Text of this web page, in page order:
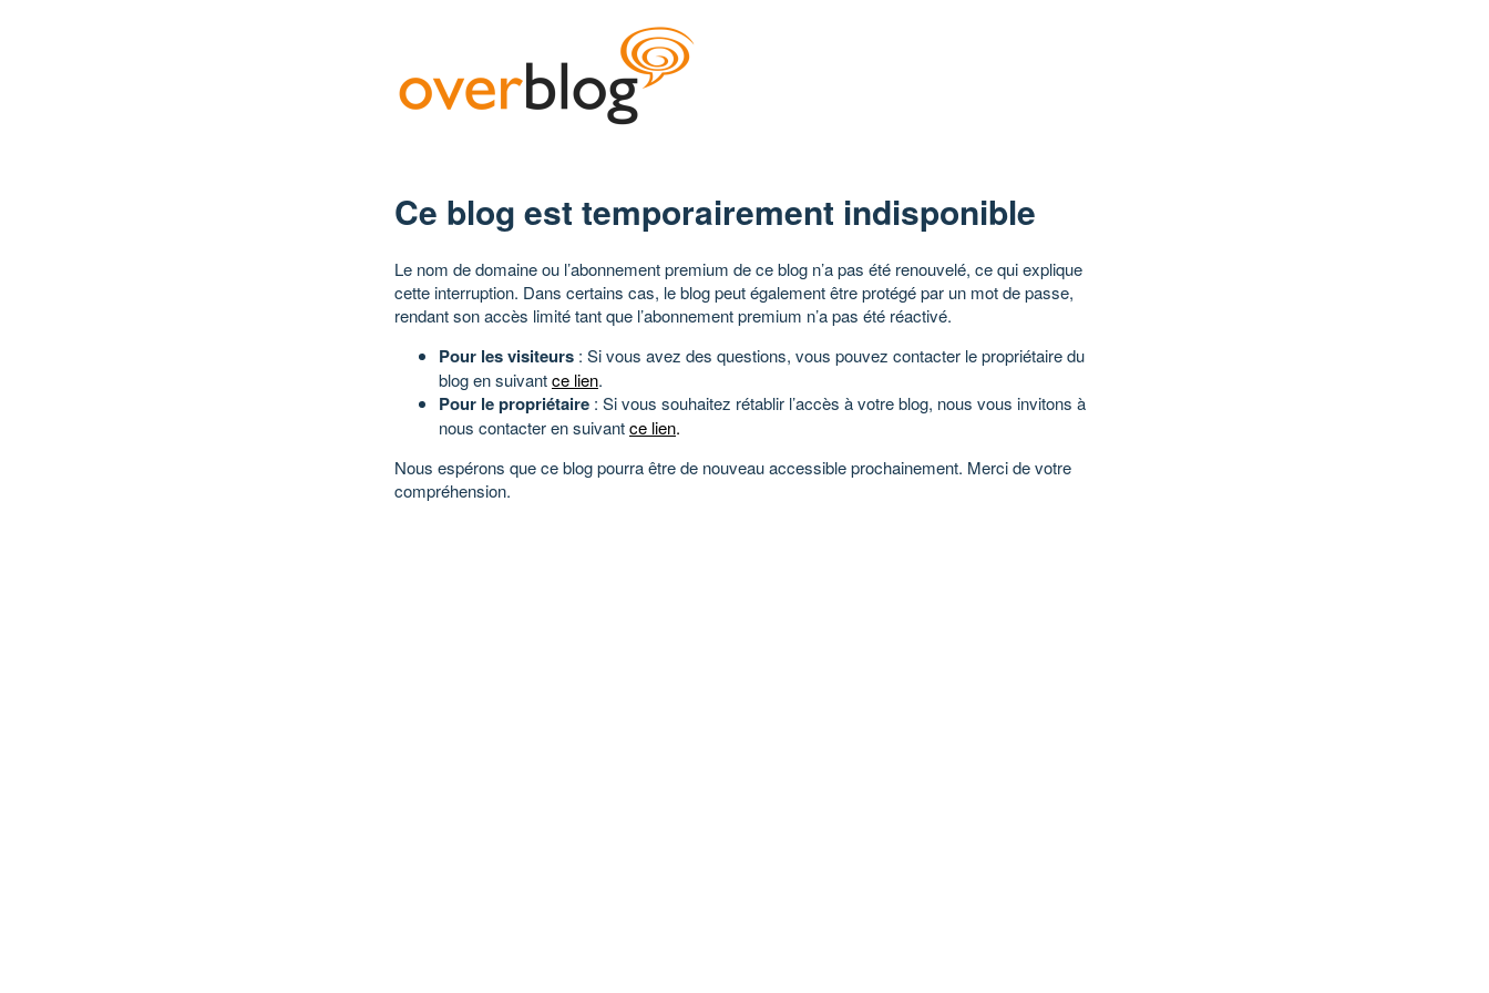
Ce blog est temporairement indisponible
Le nom de domaine ou l’abonnement premium de ce blog n’a pas été renouvelé, ce qui explique
cette interruption. Dans certains cas, le blog peut également être protégé par un mot de passe,
rendant son accès limité tant que l’abonnement premium n’a pas été réactivé.
Pour les visiteurs : Si vous avez des questions, vous pouvez contacter le propriétaire du
blog en suivantce lien.
Pour le propriétaire : Si vous souhaitez rétablir l’accès à votre blog, nous vous invitons à
nous contacter en suivantce lien.
Nous espérons que ce blog pourra être de nouveau accessible prochainement. Merci de votre
compréhension.